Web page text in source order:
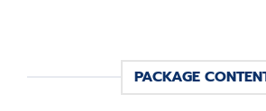
PACKAGE